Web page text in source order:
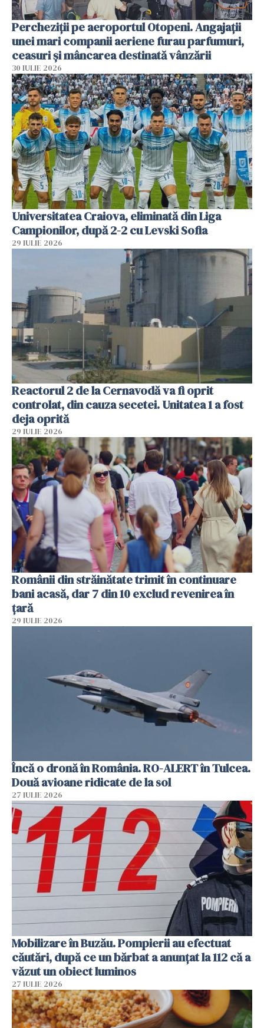
Percheziții pe aeroportul Otopeni. Angajații
unei mari companii aeriene furau parfumuri,
ceasuri și mâncarea destinată vânzării
30 IULIE 2026
Universitatea Craiova, eliminată din Liga
Campionilor, după 2-2 cu Levski Sofia
29 IULIE 2026
Reactorul 2 de la Cernavodă va fi oprit
controlat, din cauza secetei. Unitatea 1 a fost
deja oprită
29 IULIE 2026
Românii din străinătate trimit în continuare
bani acasă, dar 7 din 10 exclud revenirea în
țară
29 IULIE 2026
Încă o dronă în România. RO-ALERT în Tulcea.
Două avioane ridicate de la sol
27 IULIE 2026
Mobilizare în Buzău. Pompierii au efectuat
căutări, după ce un bărbat a anunțat la 112 că a
văzut un obiect luminos
27 IULIE 2026